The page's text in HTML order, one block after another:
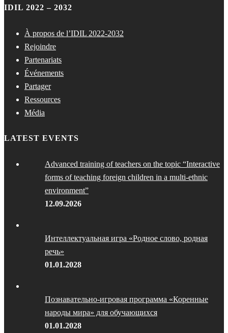
IDIL 2022 – 2032
À propos de l’IDIL 2022-2032
Rejoindre
Partenariats
Événements
Partager
Ressources
Média
LATEST EVENTS
Advanced training of teachers on the topic “Interactive
forms of teaching foreign children in a multi-ethnic
environment”
12.09.2026
Интеллектуальная игра «Родное слово, родная
речь»
01.01.2028
Познавательно-игровая программа «Коренные
народы мира» для обучающихся
01.01.2028